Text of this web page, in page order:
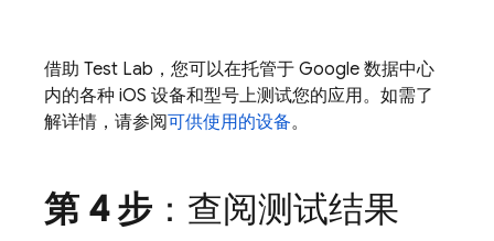
借助 Test Lab ，您可以在托管于 Google 数据中心
内的各种 iOS 设备和型号上测试您的应用。如需了
解详情，请参阅可供使用的设备。
第 4 步 ：查阅测试结果